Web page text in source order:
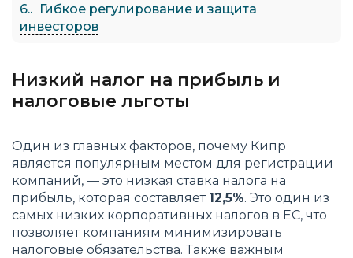
6.
Гибкое регулирование и защита
инвесторов
Низкий налог на прибыль и
налоговые льготы
Один из главных факторов, почему Кипр
является популярным местом для регистрации
компаний, — это низкая ставка налога на
прибыль, которая составляет 12,5%. Это один из
самых низких корпоративных налогов в ЕС, что
позволяет компаниям минимизировать
налоговые обязательства. Также важным